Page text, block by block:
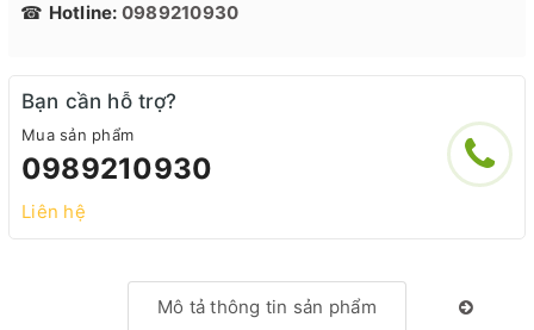
☎ Hotline: 0989210930
Bạn cần hỗ trợ?
Mua sản phẩm
0989210930
Liên hệ
Mô tả thông tin sản phẩm